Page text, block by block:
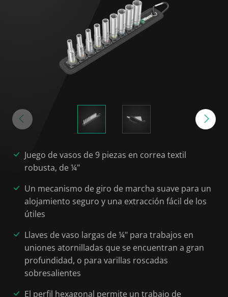
Juego de vasos de 9 piezas en correa textil
robusta, de ¼"
Un mecanismo de giro de marcha suave para un
alojamiento seguro y una extracción fácil de los
útiles
Llaves de vaso largas de ¼" para trabajos en
uniones atornilladas que se encuentran a gran
profundidad, o para varillas roscadas
sobresalientes
El perfil hexagonal permite un trabajo de